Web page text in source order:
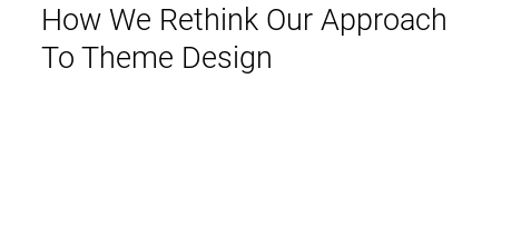
How We Rethink Our Approach
To Theme Design